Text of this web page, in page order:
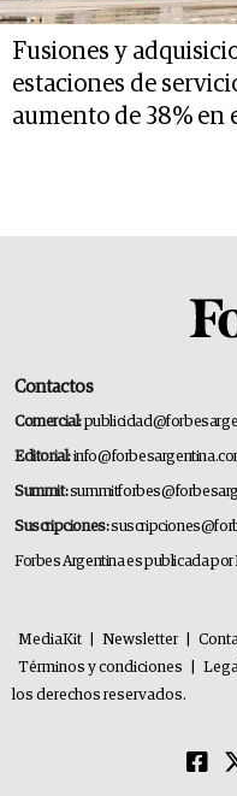
Fusiones y
estaciones de
aumento de 38% en
Contactos
Comercial:
Editorial:
Summit:
Suscripciones:
Forbes Argentina es publicada por
MediaKit Newsletter
Términos y condiciones
los derechos reservados.